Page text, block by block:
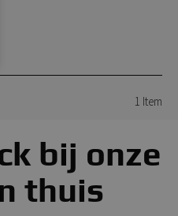
1 Item
bij onze
thuis